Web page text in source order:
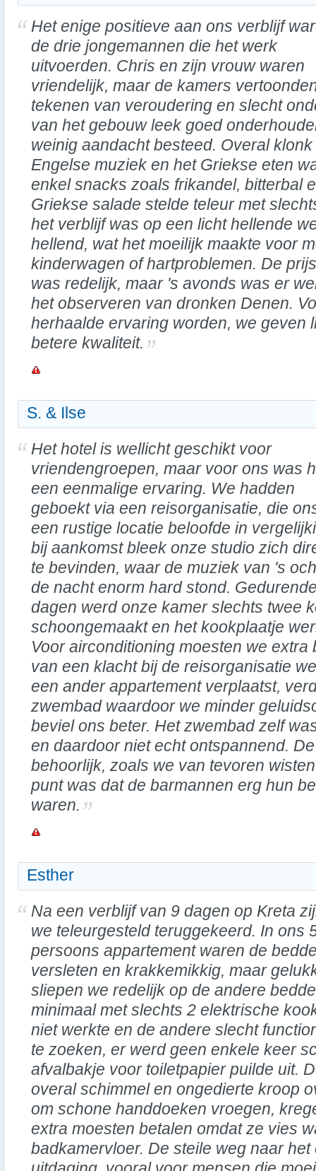
Het enige positieve aan ons verblijf
de drie jongemannen die het werk
uitvoerden. Chris en zijn vrouw waren
vriendelijk, maar de kamers
tekenen van veroudering en slecht
van het gebouw leek goed
weinig aandacht besteed. Overal
Engelse muziek en het Griekse eten
enkel snacks zoals frikandel, bitterbal
Griekse salade stelde teleur met
het verblijf was op een licht hellende
hellend, wat het moeilijk maakte voor
kinderwagen of hartproblemen. De
was redelijk, maar 's avonds was er
het observeren van dronken Denen.
herhaalde ervaring worden, we geven
betere kwaliteit.
S. & Ilse
Het hotel is wellicht geschikt voor
vriendengroepen, maar voor ons was
een eenmalige ervaring. We hadden
geboekt via een reisorganisatie, die
een rustige locatie beloofde in
bij aankomst bleek onze studio zich
te bevinden, waar de muziek van 's
de nacht enorm hard stond.
dagen werd onze kamer slechts twee
schoongemaakt en het kookplaatje
Voor airconditioning moesten we extra
van een klacht bij de reisorganisatie
een ander appartement verplaatst,
zwembad waardoor we minder
beviel ons beter. Het zwembad zelf
en daardoor niet echt ontspannend.
behoorlijk, zoals we van tevoren
punt was dat de barmannen erg hun
waren.
Esther
Na een verblijf van 9 dagen op Kreta
we teleurgesteld teruggekeerd. In ons
persoons appartement waren de
versleten en krakkemikkig, maar
sliepen we redelijk op de andere
minimaal met slechts 2 elektrische
niet werkte en de andere slecht
te zoeken, er werd geen enkele keer
afvalbakje voor toiletpapier puilde uit.
overal schimmel en ongedierte kroop
om schone handdoeken vroegen,
extra moesten betalen omdat ze vies
badkamervloer. De steile weg naar